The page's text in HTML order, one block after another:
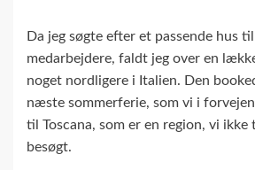
Da jeg søgte efter et passende hus
medarbejdere, faldt jeg over en
noget nordligere i Italien. Den
næste sommerferie, som vi i
til Toscana, som er en region, vi ikke
besøgt.